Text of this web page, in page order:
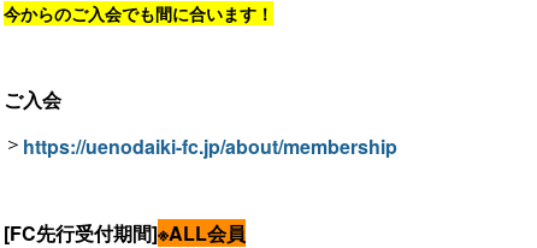
今からのご入会でも間に合います！
ご入会
＞ https://uenodaiki-fc.jp/about/membership
[FC先行受付期間]※ALL会員